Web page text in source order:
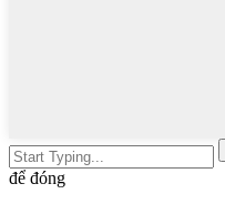
để đóng